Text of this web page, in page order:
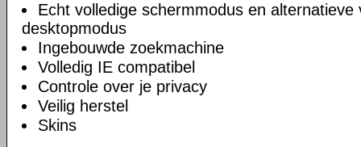
Echt volledige schermmodus en alternatieve
desktopmodus
Ingebouwde zoekmachine
Volledig IE compatibel
Controle over je privacy
Veilig herstel
Skins